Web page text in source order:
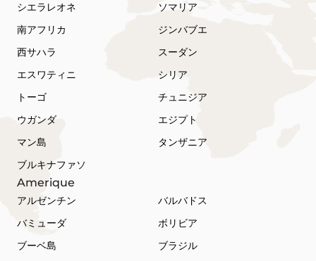
シエラレオネ
ソマリア
南アフリカ
ジンバブエ
西サハラ
スーダン
エスワティニ
シリア
トーゴ
チュニジア
ウガンダ
エジプト
マン島
タンザニア
ブルキナファソ
Amerique
アルゼンチン
バルバドス
バミューダ
ボリビア
ブーベ島
ブラジル